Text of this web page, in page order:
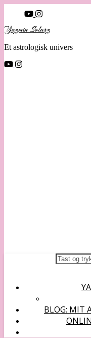
Yazmin Solarz
Et astrologisk univers
BLOG: MIT